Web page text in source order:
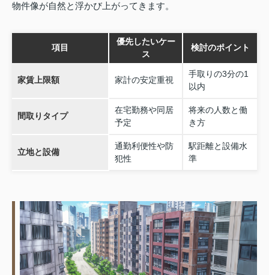
物件像が自然と浮かび上がってきます。
項目
優先したいケー
ス
検討のポイント
家賃上限額 家計の安定重視
手取りの3分の1
以内
間取りタイプ
在宅勤務や同居
予定
将来の人数と働
き方
立地と設備
通勤利便性や防
犯性
駅距離と設備水
準